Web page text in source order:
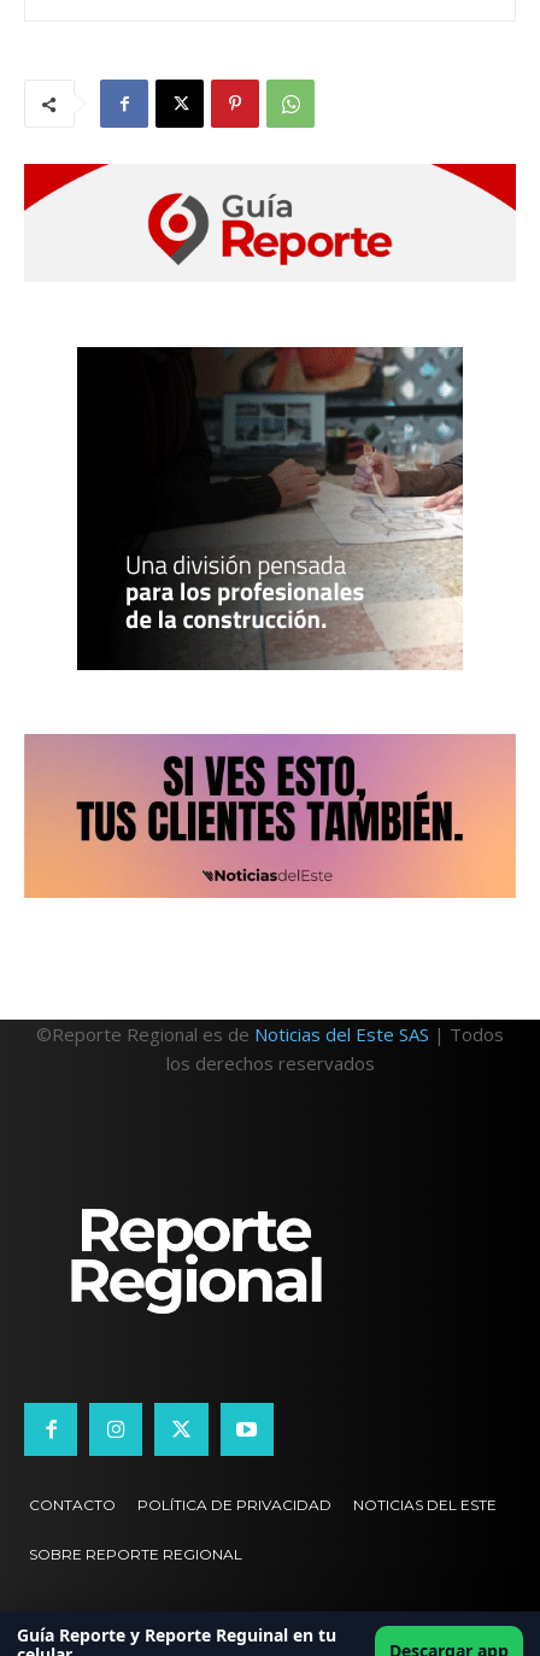
©Reporte Regional es de Noticias del Este SAS | Todos
los derechos reservados
CONTACTO POLÍTICA DE PRIVACIDAD NOTICIAS DEL ESTE
SOBRE REPORTE REGIONAL
Guía Reporte y Reporte Reguinal en tu
Descargar app